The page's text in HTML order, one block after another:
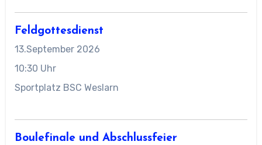
Feldgottesdienst
13.September 2026
10:30 Uhr
Sportplatz BSC Weslarn
Boulefinale und Abschlussfeier